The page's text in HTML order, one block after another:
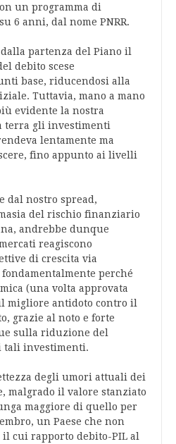
un programma di
6 anni, dal nome PNRR.
partenza del Piano il
debito scese
base, riducendosi alla
Tuttavia, mano a mano
evidente la nostra
terra gli investimenti
lentamente ma
fino appunto ai livelli
dal nostro spread,
del rischio finanziario
andrebbe dunque
reagiscono
di crescita via
perché
(una volta approvata
migliore antidoto contro il
grazie al noto e forte
sulla riduzione del
tali investimenti.
degli umori attuali dei
malgrado il valore stanziato
maggiore di quello per
un Paese che non
cui rapporto debito-PIL al